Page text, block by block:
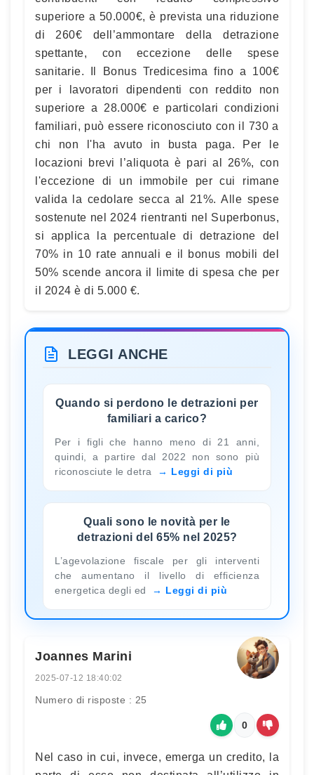
superiore a 50.000€, è prevista una riduzione
di 260€ dell’ammontare della detrazione
spettante, con eccezione delle spese
sanitarie. Il Bonus Tredicesima fino a 100€
per i lavoratori dipendenti con reddito non
superiore a 28.000€ e particolari condizioni
familiari, può essere riconosciuto con il 730 a
chi non l'ha avuto in busta paga. Per le
locazioni brevi l’aliquota è pari al 26%, con
l'eccezione di un immobile per cui rimane
valida la cedolare secca al 21%. Alle spese
sostenute nel 2024 rientranti nel Superbonus,
si applica la percentuale di detrazione del
70% in 10 rate annuali e il bonus mobili del
50% scende ancora il limite di spesa che per
il 2024 è di 5.000 €.
LEGGI ANCHE
Quando si perdono le detrazioni per
familiari a carico?
Per i figli che hanno meno di 21 anni,
quindi, a partire dal 2022 non sono più
riconosciute le detra
Leggi di più
Quali sono le novità per le
detrazioni del 65% nel 2025?
L’agevolazione fiscale per gli interventi
che aumentano il livello di efficienza
energetica degli ed
Leggi di più
Joannes Marini
2025-07-12 18:40:02
Numero di risposte : 25
0
Nel caso in cui, invece, emerga un credito, la